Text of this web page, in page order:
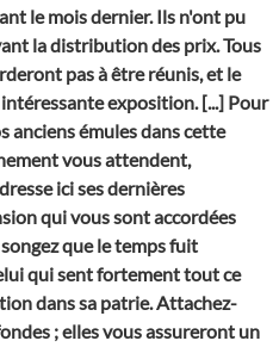
le mois dernier. Ils n'ont pu
la distribution des prix. Tous
pas à être réunis, et le
exposition. [...] Pour
anciens émules dans cette
vous attendent,
ici ses dernières
qui vous sont accordées
que le temps fuit
qui sent fortement tout ce
dans sa patrie. Attachez-
; elles vous assureront un